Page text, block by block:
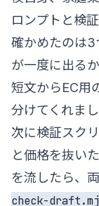
ロンプトと検
確かめたのは3
が一度に出る
短文からEC用
分けてくれまし
次に検証スク
と価格を抜い
を流したら、
check-